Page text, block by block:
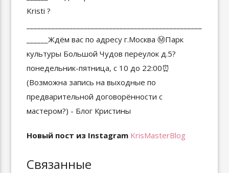
Новый пост из Instagram KrisMasterBlog
Связанные